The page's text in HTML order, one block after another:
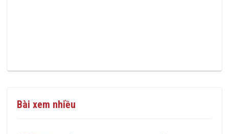
Bài xem nhiều